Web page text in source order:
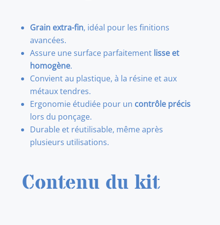
Grain extra-fin, idéal pour les finitions
avancées.
Assure une surface parfaitement lisse et
homogène.
Convient au plastique, à la résine et aux
métaux tendres.
Ergonomie étudiée pour un contrôle précis
lors du ponçage.
Durable et réutilisable, même après
plusieurs utilisations.
Contenu du kit